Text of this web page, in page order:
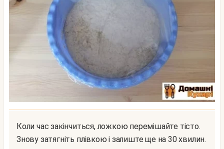
Коли час закінчиться, ложкою перемішайте тісто.
Знову затягніть плівкою і залиште ще на 30 хвилин.